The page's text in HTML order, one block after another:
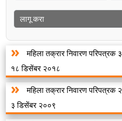
महिला तक्रार निवारण परिपत्रक ३
१८ डिसेंबर २०१८
महिला तक्रार निवारण परिपत्रक २
३ डिसेंबर २००९